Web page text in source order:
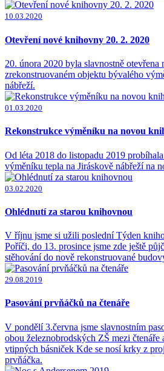
10.03.2020
Otevření nové knihovny 20. 2. 2020
20. února 2020 byla slavnostně
zrekonstruovaném objektu bývalého
nábřeží.
01.03.2020
Rekonstrukce výměníku na novou
Od léta 2018 do listopadu 2019
výměníku tepla na Jiráskově nábřeží na
03.02.2020
Ohlédnutí za starou knihovnou
V říjnu jsme si užili poslední Týden
Poříči, do 13. prosince jsme zde ještě
stěhování do nově rekonstruované
29.08.2019
Pasování prvňáčků na čtenáře
V pondělí 3.června jsme slavnostním
obou železnobrodských ZŠ mezi
vtipných básniček Kde se nosí krky z
prvňáčka.